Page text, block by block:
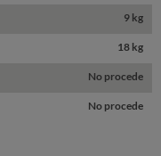
9 kg
18 kg
No procede
No procede